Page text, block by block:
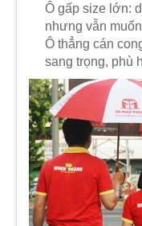
Ô gấp size lớn:
nhưng vẫn
Ô thẳng cán
sang trọng, phù